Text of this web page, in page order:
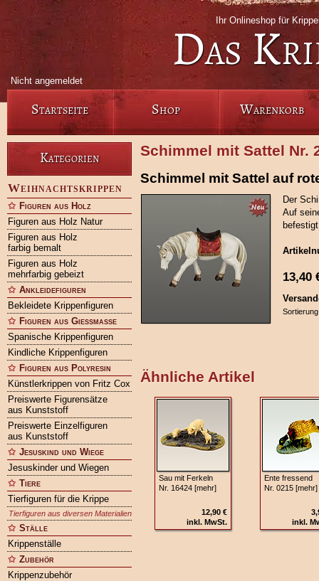
Ihr Onlineshop für
Das
Nicht angemeldet
Startseite Shop Warenkorb
Kategorien
Weihnachtskrippen
Figuren aus Holz
Figuren aus Holz Natur
Figuren aus Holz
farbig bemalt
Figuren aus Holz
mehrfarbig gebeizt
Ankleidefiguren
Bekleidete Krippenfiguren
Figuren aus Gießmasse
Spanische Krippenfiguren
Kindliche Krippenfiguren
Figuren aus Polyresin
Künstlerkrippen von Fritz Cox
Preiswerte Figurensätze
aus Kunststoff
Preiswerte Einzelfiguren
aus Kunststoff
Jesuskind und Wiege
Jesuskinder und Wiegen
Tiere
Tierfiguren für die Krippe
Tierfiguren aus diversen Materialien
Ställe
Krippenställe
Zubehör
Krippenzubehör
Schimmel mit Sattel Nr.
Schimmel mit Sattel auf
Der
Auf
13,40
Ähnliche Artikel
Sau mit Ferkeln
Nr. 16424 [mehr]
12,90 €
inkl. MwSt.
Ente fressend
Nr. 0215 [mehr]
inkl.